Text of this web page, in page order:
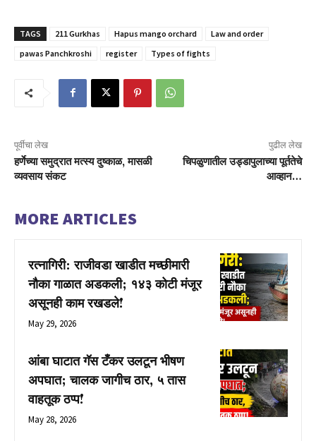
TAGS 211 Gurkhas Hapus mango orchard
Law and order
pawas Panchkroshi
register Types of fights
पूर्वीचा लेख
हर्णेच्या समुद्रात मत्स्य दुष्काळ, मासळी
व्यवसाय संकट
पुढील लेख
चिपळुणातील उड्डापुलाच्या पूर्ततेचे
आव्हान…
MORE ARTICLES
रत्नागिरी: राजीवडा खाडीत मच्छीमारी
नौका गाळात अडकली; १४३ कोटी मंजूर
असूनही काम रखडले!
May 29, 2026
आंबा घाटात गॅस टँकर उलटून भीषण
अपघात; चालक जागीच ठार, ५ तास
वाहतूक ठप्प!
May 28, 2026